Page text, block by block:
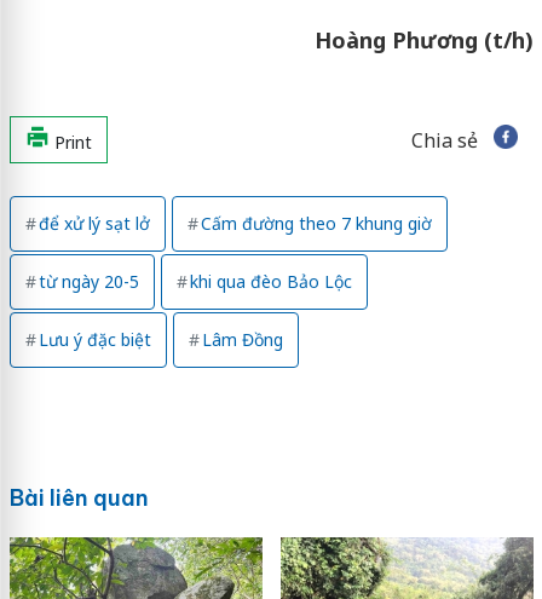
Hoàng Phương (t/h)
Print Chia sẻ
để xử lý sạt lở Cấm đường theo 7 khung giờ
từ ngày 20-5 khi qua đèo Bảo Lộc
Lưu ý đặc biệt Lâm Đồng
Bài liên quan